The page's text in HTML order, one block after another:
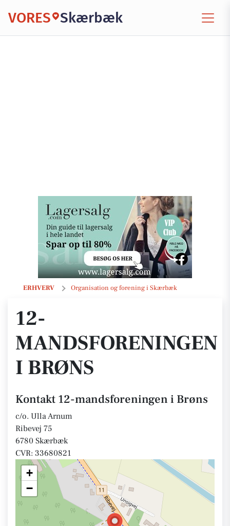
VORES Skærbæk
ERHVERV Organisation og forening i Skærbæk
12-mandsforeningen i Brøns
12-
MANDSFORENINGEN
I BRØNS
Kontakt 12-mandsforeningen i Brøns
c/o. Ulla Arnum
Ribevej 75
6780 Skærbæk
CVR: 33680821
+
−